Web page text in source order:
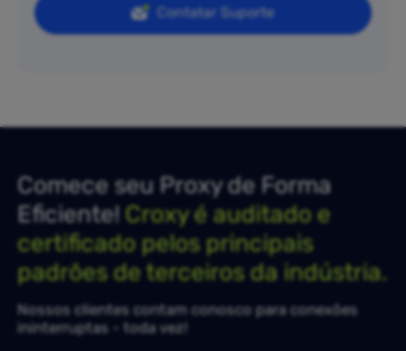
Contatar Suporte
Comece seu Proxy de Forma
Eficiente!Croxy é auditado e
certificado pelos principais
padrões de terceiros da indústria.
Nossos clientes contam conosco para conexões
ininterruptas - toda vez!